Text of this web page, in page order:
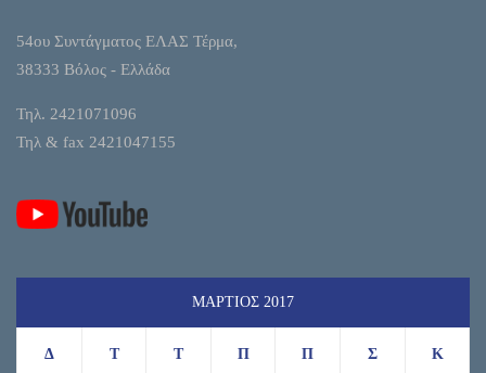
54ου Συντάγματος ΕΛΑΣ Τέρμα,
38333 Βόλος - Ελλάδα
Τηλ. 2421071096
Τηλ & fax 2421047155
ΜΆΡΤΙΟΣ 2017
Δ Τ Τ Π Π Σ Κ